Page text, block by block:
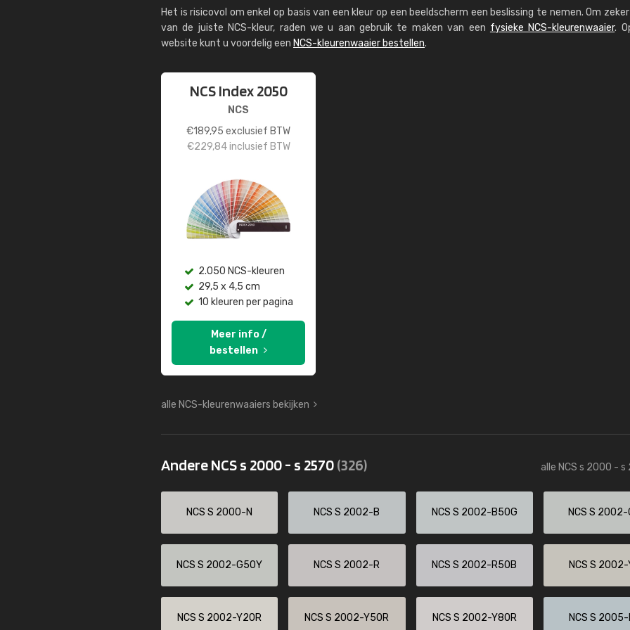
Het is risicovol om enkel op basis van een kleur op een beeldscherm een beslissing te nemen. Om
van de juiste NCS-kleur, raden we u aan gebruik te maken van een fysieke NCS-kleurenwaaier.
website kunt u voordelig een NCS-kleurenwaaier bestellen.
NCS Index 2050
NCS
€189,95 exclusief BTW
€229,84inclusief BTW
2.050 NCS-kleuren
29,5 x 4,5 cm
10 kleuren per pagina
Meer info /
bestellen
alle NCS-kleurenwaaiers bekijken
Andere NCS s 2000 - s 2570(326) alle NCS s 2000 - s
NCS S 2000-N NCS S 2002-B NCS S 2002-B50G NCS S 2002-
NCS S 2002-G50Y NCS S 2002-R NCS S 2002-R50B NCS S 2002-
NCS S 2002-Y20R NCS S 2002-Y50R NCS S 2002-Y80R NCS S 2005-